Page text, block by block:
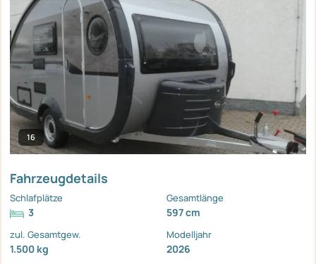
16
Fahrzeugdetails
Schlafplätze
3
Gesamtlänge
597 cm
zul. Gesamtgew.
1.500 kg
Modelljahr
2026